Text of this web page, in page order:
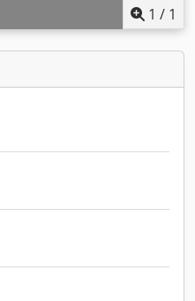
1 / 1